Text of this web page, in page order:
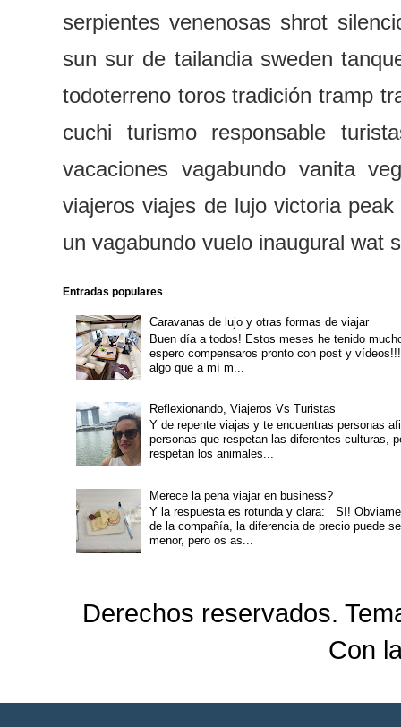
serpientes venenosas shrot
sun sur de tailandia sweden
todoterreno toros tradición tramp
cuchi
turismo responsable
vacaciones
vagabundo vanita
viajeros viajes de lujo victoria peak
un vagabundo vuelo inaugural wat
Entradas populares
Caravanas de lujo y otras formas de viajar
Buen día a todos! Estos meses he tenido
espero compensaros pronto con post y
algo que a mí m...
Reflexionando, Viajeros Vs Turistas
Y de repente viajas y te encuentras personas
personas que respetan las diferentes culturas,
respetan los animales...
Merece la pena viajar en business?
Y la respuesta es rotunda y clara: SI!
de la compañía, la diferencia de precio puede
menor, pero os as...
Derechos reservados.
Con